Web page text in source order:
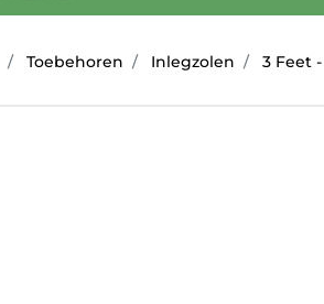
Toebehoren Inlegzolen 3 Feet